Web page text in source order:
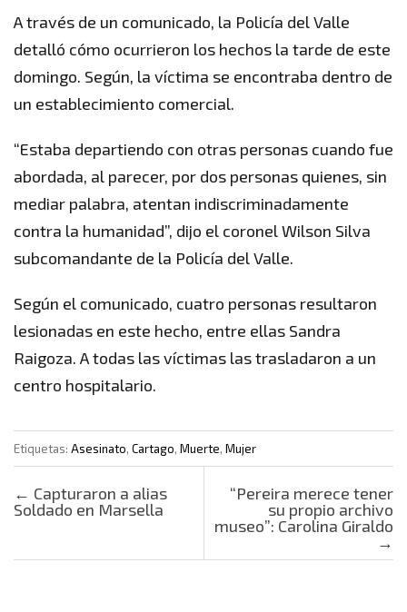
A través de un comunicado, la Policía del Valle
detalló cómo ocurrieron los hechos la tarde de este
domingo. Según, la víctima se encontraba dentro de
un establecimiento comercial.
“Estaba departiendo con otras personas cuando fue
abordada, al parecer, por dos personas quienes, sin
mediar palabra, atentan indiscriminadamente
contra la humanidad”, dijo el coronel Wilson Silva
subcomandante de la Policía del Valle.
Según el comunicado, cuatro personas resultaron
lesionadas en este hecho, entre ellas Sandra
Raigoza. A todas las víctimas las trasladaron a un
centro hospitalario.
Etiquetas: Asesinato, Cartago, Muerte, Mujer
Post navigation
← Capturaron a alias
Soldado en Marsella
“Pereira merece tener
su propio archivo
museo”: Carolina Giraldo
→